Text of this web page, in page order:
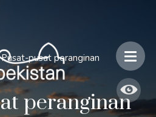
Pusat-pusat peranginan
peranginan